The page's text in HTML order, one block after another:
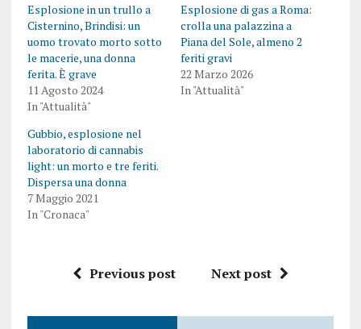
Esplosione in un trullo a
Cisternino, Brindisi: un
uomo trovato morto sotto
le macerie, una donna
ferita. È grave
11 Agosto 2024
In "Attualità"
Esplosione di gas a Roma:
crolla una palazzina a
Piana del Sole, almeno 2
feriti gravi
22 Marzo 2026
In "Attualità"
Gubbio, esplosione nel
laboratorio di cannabis
light: un morto e tre feriti.
Dispersa una donna
7 Maggio 2021
In "Cronaca"
Previous post Next post